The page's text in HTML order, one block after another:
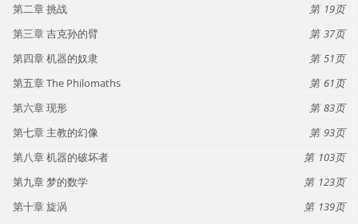
第二章 挑战
19
第三章 吉克孙的臂
37
第四章 机器的奴隶
51
第五章 The Philomaths
61
第六章 现形
83
第七章 主教的幻像
93
第八章 机器的破坏者
103
第九章 梦的数学
123
第十章 旋涡
139